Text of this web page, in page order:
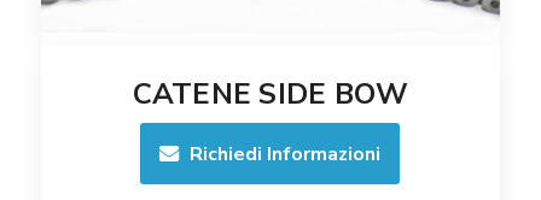
CATENE SIDE BOW
Richiedi Informazioni